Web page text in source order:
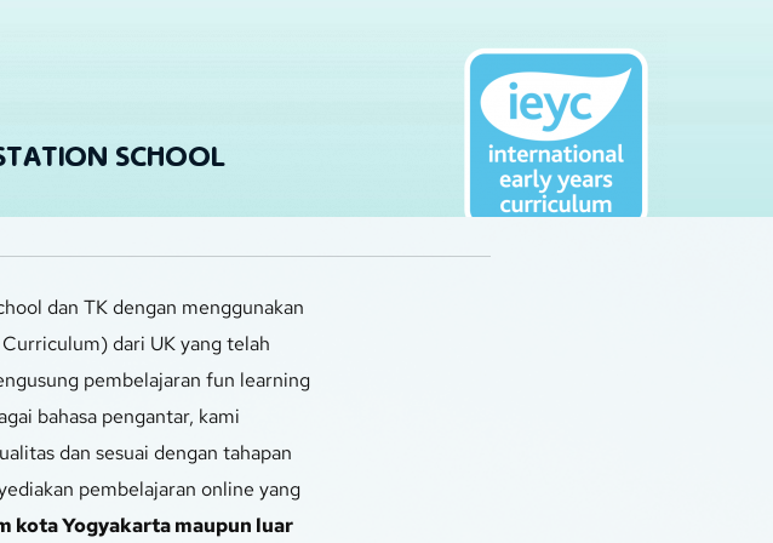
SCHOOL
dan TK dengan menggunakan
dari UK yang telah
pembelajaran fun learning
bahasa pengantar, kami
dan sesuai dengan tahapan
pembelajaran online yang
kota Yogyakarta maupun luar